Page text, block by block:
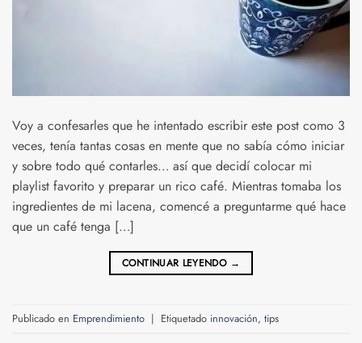
Voy a confesarles que he intentado escribir este post como 3
veces, tenía tantas cosas en mente que no sabía cómo iniciar
y sobre todo qué contarles… así que decidí colocar mi
playlist favorito y preparar un rico café. Mientras tomaba los
ingredientes de mi lacena, comencé a preguntarme qué hace
que un café tenga […]
CONTINUAR LEYENDO →
Publicado en Emprendimiento | Etiquetado innovación, tips